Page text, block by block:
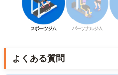
スポーツジム パーソナルジム
よくある質問